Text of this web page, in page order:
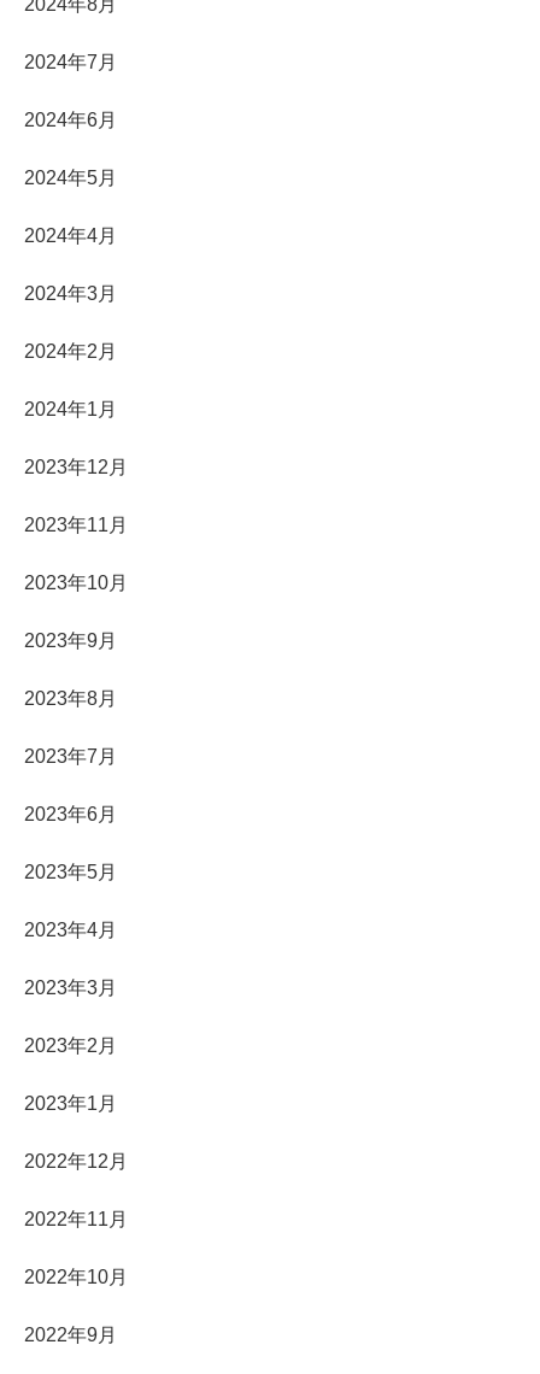
2024年8月
2024年7月
2024年6月
2024年5月
2024年4月
2024年3月
2024年2月
2024年1月
2023年12月
2023年11月
2023年10月
2023年9月
2023年8月
2023年7月
2023年6月
2023年5月
2023年4月
2023年3月
2023年2月
2023年1月
2022年12月
2022年11月
2022年10月
2022年9月